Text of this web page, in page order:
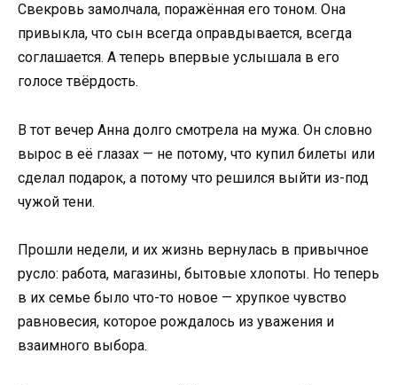
Свекровь замолчала, поражённая его тоном. Она
привыкла, что сын всегда оправдывается, всегда
соглашается. А теперь впервые услышала в его
голосе твёрдость.
В тот вечер Анна долго смотрела на мужа. Он словно
вырос в её глазах — не потому, что купил билеты или
сделал подарок, а потому что решился выйти из-под
чужой тени.
Прошли недели, и их жизнь вернулась в привычное
русло: работа, магазины, бытовые хлопоты. Но теперь
в их семье было что-то новое — хрупкое чувство
равновесия, которое рождалось из уважения и
взаимного выбора.